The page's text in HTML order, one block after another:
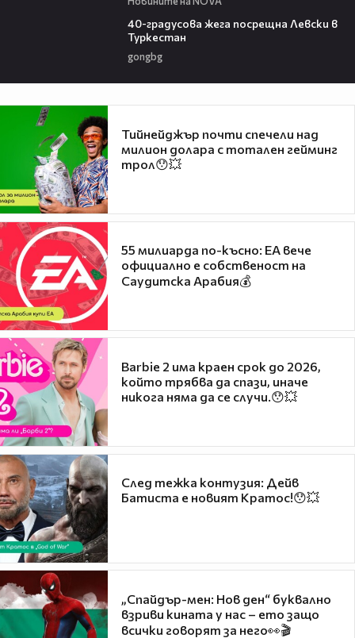
40-градусова жега посрещна Левски в
Туркестан
gongbg
Тийнейджър почти спечели над
милион долара с тотален гейминг
трол😯💥
55 милиарда по-късно: EA вече
официално е собственост на
Саудитска Арабия💰
Barbie 2 има краен срок до 2026,
който трябва да спази, иначе
никога няма да се случи.😯💥
След тежка контузия: Дейв
Батиста е новият Кратос!😯💥
„Спайдър-мен: Нов ден“ буквално
взриви кината у нас – ето защо
всички говорят за него👀🎬